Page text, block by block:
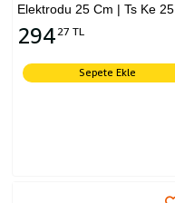
Elektrodu 25 Cm | Ts Ke 25
29427 TL
Sepete Ekle